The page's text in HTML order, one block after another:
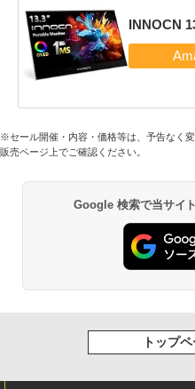
INNOCN
※セール開催・内容・価格等は、予告なく
販売ページ上でご確認ください。
Google 検索で当サイ
トップ